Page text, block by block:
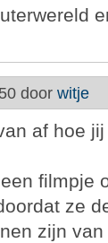
door witje
af hoe
filmpje
ze
zijn